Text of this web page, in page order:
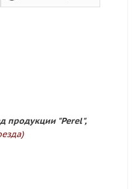
продукции "Perel",